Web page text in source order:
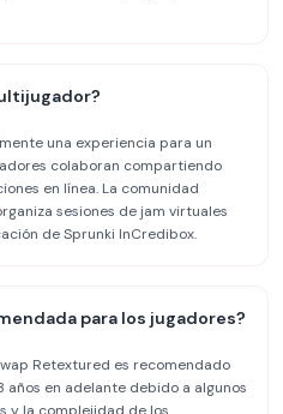
una experiencia para un
colaboran compartiendo
en línea. La comunidad
sesiones de jam virtuales
de Sprunki InCredibox.
para los jugadores?
Retextured es recomendado
años en adelante debido a algunos